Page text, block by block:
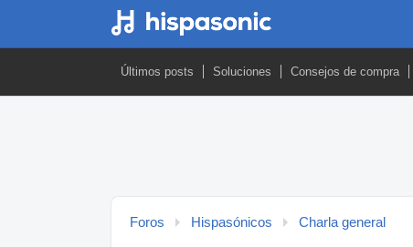
Últimos posts Soluciones Consejos de compra
Foros Hispasónicos Charla general